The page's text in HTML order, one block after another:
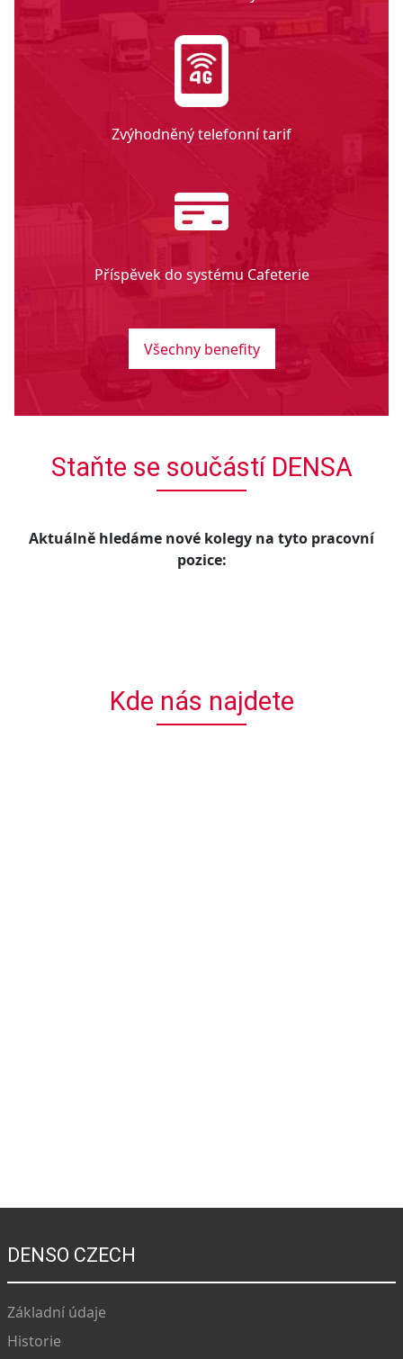
Zvýhodněný telefonní tarif
Příspěvek do systému Cafeterie
Všechny benefity
Staňte se součástí DENSA
Aktuálně hledáme nové kolegy na tyto pracovní
pozice:
Kde nás najdete
DENSO CZECH
Základní údaje
Historie